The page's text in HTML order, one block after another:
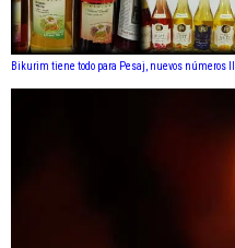
Bikurim tiene todo para Pesaj, nuevos números